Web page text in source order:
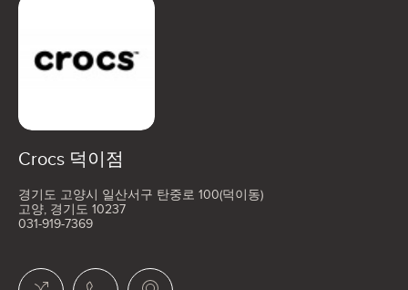
Crocs 덕이점
경기도 고양시 일산서구 탄중로 100(덕이동)
고양, 경기도 10237
031-919-7369